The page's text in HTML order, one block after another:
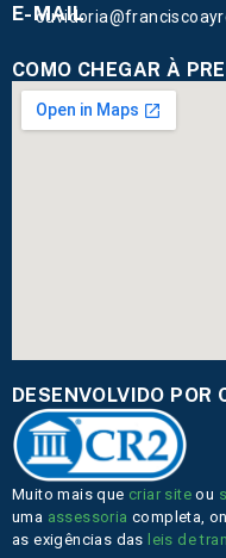
E-MAIL
COMO CHEGAR À
DESENVOLVIDO POR
Muito mais que criar site ou
uma assessoria completa,
as exigências das leis de